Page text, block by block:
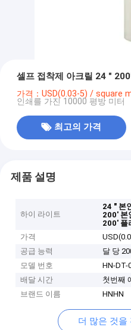
셀프 접착제 아크릴 24 "
가격：USD(0.03-5) / square
인쇄를 가진 10000 평방 미터
최고의 가격
제품 설명
하이 라이트
24 " 본
200' 본
200' 플
가격
공급 능력
달 당
모델 번호
HN-DT-
배달 시간
첫번째
브랜드 이름
HNHN
더 많은 것을